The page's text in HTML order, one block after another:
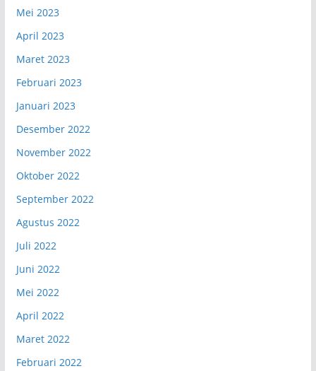
Mei 2023
April 2023
Maret 2023
Februari 2023
Januari 2023
Desember 2022
November 2022
Oktober 2022
September 2022
Agustus 2022
Juli 2022
Juni 2022
Mei 2022
April 2022
Maret 2022
Februari 2022